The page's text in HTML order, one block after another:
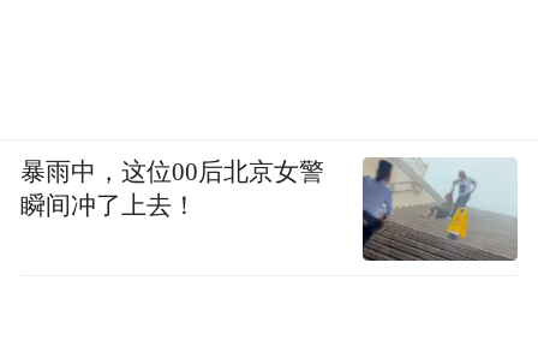
暴雨中，这位00后北京女警
瞬间冲了上去！